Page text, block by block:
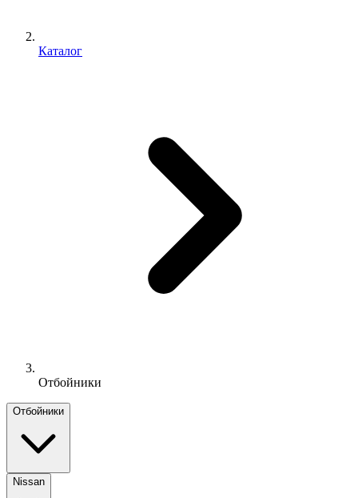
Каталог
Отбойники
Отбойники
Nissan